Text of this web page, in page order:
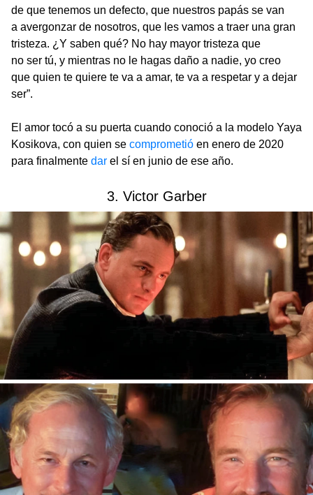
de que tenemos un defecto, que nuestros papás se van
a avergonzar de nosotros, que les vamos a traer una gran
tristeza. ¿Y saben qué? No hay mayor tristeza que
no ser tú, y mientras no le hagas daño a nadie, yo creo
que quien te quiere te va a amar, te va a respetar y a dejar
ser”.
El amor tocó a su puerta cuando conoció a la modelo Yaya
Kosikova, con quien se comprometió en enero de 2020
para finalmente dar el sí en junio de ese año.
3. Victor Garber